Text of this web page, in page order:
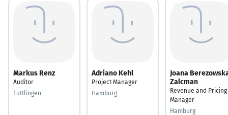
Markus Renz
Auditor
Tuttlingen
Adriano Kehl
Project Manager
Hamburg
Joana
Zalcman
Revenue and Pricing
Manager
Hamburg